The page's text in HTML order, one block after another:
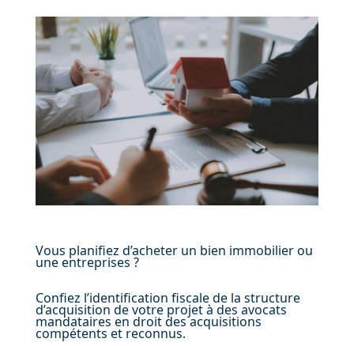
Vous planifiez d’acheter un bien immobilier ou
une entreprises ?
Confiez l’identification fiscale de la structure
d’acquisition de votre projet à des avocats
mandataires en droit des acquisitions
compétents et reconnus.